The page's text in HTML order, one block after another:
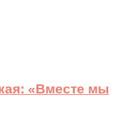
«Вместе мы